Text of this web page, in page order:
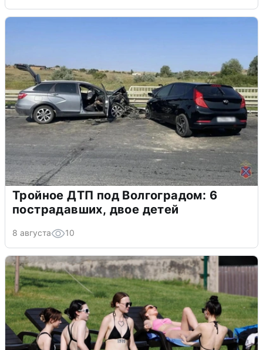
Тройное ДТП под Волгоградом: 6
пострадавших, двое детей
8 августа 10